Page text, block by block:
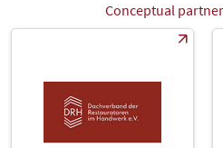
Conceptual